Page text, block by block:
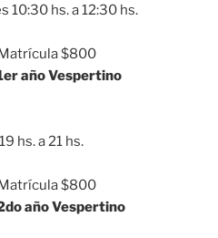
10:30 hs. a 12:30 hs.
$800
año Vespertino
hs. a 21 hs.
$800
año Vespertino